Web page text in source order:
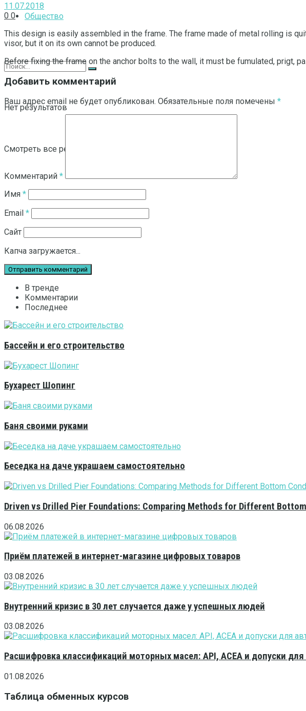
Общество
Нет результатов
Смотреть все результаты
11.07.2018
0 0
This design is easily assembled in the frame. The frame made of metal rolling is
visor, but it on its own cannot be produced.
Before fixing the frame on the anchor bolts to the wall, it must be fumulated, prigt,
Добавить комментарий
Ваш адрес email не будет опубликован. Обязательные поля помечены *
Комментарий *
Имя *
Email *
Сайт
Капча загружается...
В тренде
Комментарии
Последнее
Бассейн и его строительство
Бухарест Шопинг
Баня своими руками
Беседка на даче украшаем самостоятельно
Driven vs Drilled Pier Foundations: Comparing Methods for Different
06.08.2026
Приём платежей в интернет-магазине цифровых товаров
03.08.2026
Внутренний кризис в 30 лет случается даже у успешных людей
03.08.2026
Расшифровка классификаций моторных масел: API, ACEA и допуски
01.08.2026
Таблица обменных курсов